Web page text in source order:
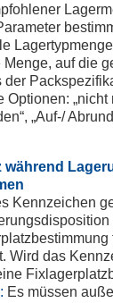
Menge, auf die
der
Optionen: „nicht
„Auf-/
während
Kennzeichen
Wird das
: Es müssen